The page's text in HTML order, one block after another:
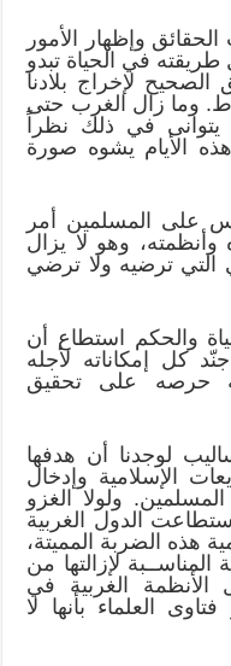
وإظهار الأمور
في الحياة تبدو
الصحيح لإخراج بلادنا
وما زال الغرب حتى
يتوانى في ذلك نظراً
الأيام يشوه صورة
على المسلمين أمر
وهو لا يزال
التي ترضيه ولا ترضي
والحكم استطاع أن
كل إمكاناته لأجله
حرصه على تحقيق
لوجدنا أن هدفها
الإسلامية وإدخال
ولولا الغزو
الدول الغربية
هذه الضربة المميتة،
المناســبة لإزالتها من
الغربية في
العلماء بأنها لا